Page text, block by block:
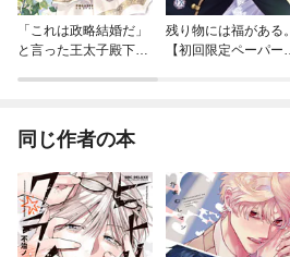
「これは政略結婚だ」
と言った王太子殿下か
残り物には福がある。
【初回限定ペーパー
同じ作者の本